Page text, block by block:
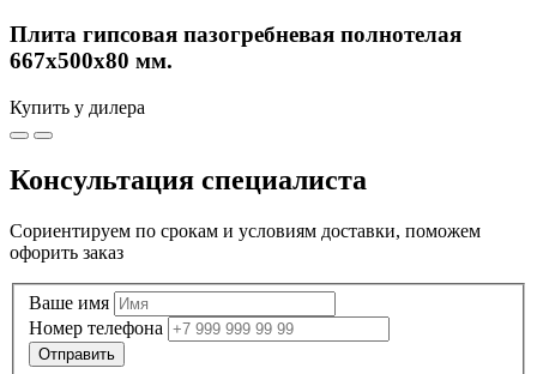
Плита гипсовая пазогребневая полнотелая
667х500х80 мм.
Купить у дилера
Консультация специалиста
Сориентируем по срокам и условиям доставки, поможем
офорить заказ
Ваше имя
Номер телефона